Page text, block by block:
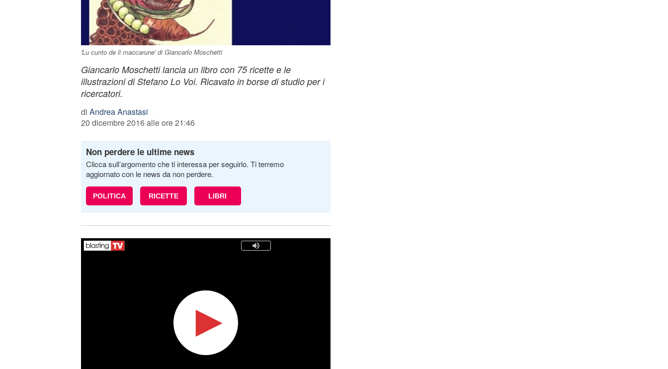
'Lu cunto de li maccarune' di Giancarlo Moschetti
Giancarlo Moschetti lancia un libro con 75 ricette e le
illustrazioni di Stefano Lo Voi. Ricavato in borse di studio per i
ricercatori.
di Andrea Anastasi
20 dicembre 2016 alle ore 21:46
Non perdere le ultime news
Clicca sull’argomento che ti interessa per seguirlo. Ti terremo
aggiornato con le news da non perdere.
POLITICA RICETTE LIBRI